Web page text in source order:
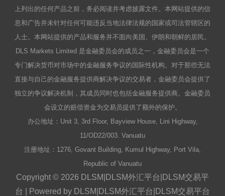
上列出的任何产品之前，务必阅读并考虑披露文件。本网站提供的信
息和广告并未针对任何可能违反当地法律法规的国家或司法管辖区的
人士。本网站提供的产品和服务并不面向美国、伊朗和朝鲜的居民。
DLS Markets Limited 是金融委员会的成员之一，金融委员会是一个
专门解决货币对市场中的金融服务争议的国际性机构。对于那些无法
直接与自己的金融服务提供商解决争议的交易者，金融委员会提供了
独立的争议解决机制，其成员同时也包括金融服务提供商。金融委员
会设立的赔偿资金为交易员提供了额外的保护。
办公地址：Unit 3, 3rd Floor, Bayview House, Lini Highway,
11/OD22/003. Vanuatu
注册地址：1276, Govant Building, Kumul Highway, Port Vila,
Republic of Vanuatu
Copyright © 2026 DLSM|DLSM外汇平台|DLSM交易平
台 | Powered by DLSM|DLSM外汇平台|DLSM交易平台